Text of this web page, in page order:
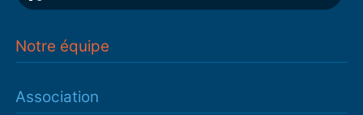
Notre équipe
Association